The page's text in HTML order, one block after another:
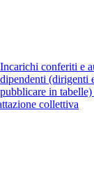
Incarichi conferiti e
dipendenti (dirigenti
pubblicare in tabelle)
collettiva